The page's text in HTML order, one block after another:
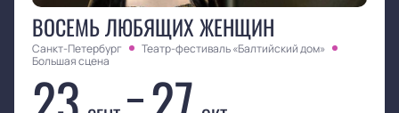
ВОСЕМЬ ЛЮБЯЩИХ ЖЕНЩИН
Санкт-Петербург
Театр-фестиваль «Балтийский дом»
Большая сцена